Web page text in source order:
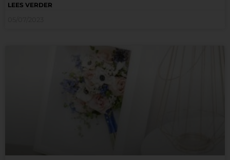
LEES VERDER